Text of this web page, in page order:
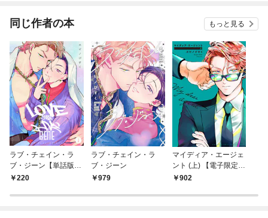
同じ作者の本 もっと見る
ラブ・チェイン・ラ
ブ・ジーン【単話版】
1 220
ラブ・チェイン・ラ
ブ・ジーン
979
マイディア・エージェ
ント (上) 【電子限定お
まけ付き】
902